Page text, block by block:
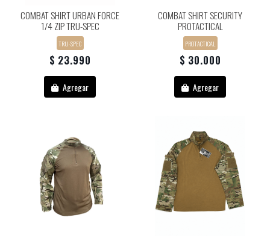
COMBAT SHIRT URBAN FORCE
1/4 ZIP TRU-SPEC
TRU-SPEC
$ 23.990
Agregar
COMBAT SHIRT SECURITY
PROTACTICAL
PROTACTICAL
$ 30.000
Agregar